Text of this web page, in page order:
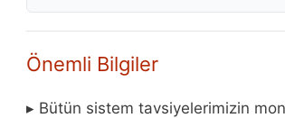
Önemli Bilgiler
▸ Bütün sistem tavsiyelerimizin